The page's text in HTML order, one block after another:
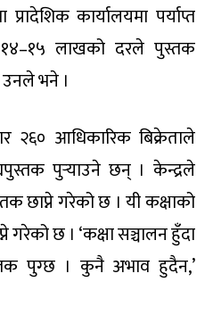
प्रादेशिक कार्यालयमा पर्याप्त
लाखको दरले पुस्तक
उनले भने ।
२६० आधिकारिक बिक्रेताले
पुर्‍याउने छन् । केन्द्रले
छाप्ने गरेको छ । यी कक्षाको
गरेको छ । ‘कक्षा सञ्चालन हुँदा
पुग्छ । कुनै अभाव हुदैन,’